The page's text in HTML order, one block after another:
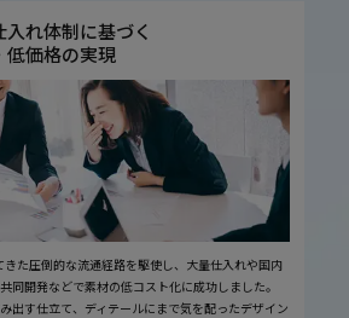
入れ体制に基づく
低価格の実現
た圧倒的な流通経路を駆使し、大量仕入れや国内
同開発などで素材の低コスト化に成功しました。
出す仕立て、ディテールにまで気を配ったデザイン